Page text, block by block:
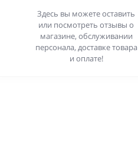
Здесь вы можете оставить
или посмотреть отзывы о
магазине, обслуживании
персонала, доставке товара
и оплате!